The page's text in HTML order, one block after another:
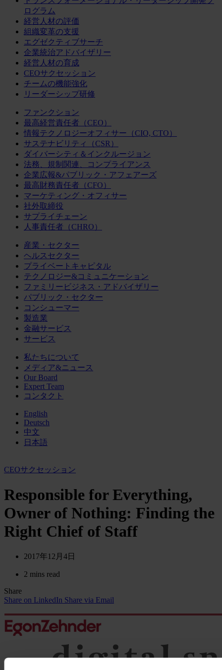
ログラム
経営人材の評価
組織変革の支援
エグゼクティブサーチ
企業統治アドバイザリー
経営人材の育成
CEOサクセッション
チームの機能強化
リーダーシップ研修
ファンクション
最高経営責任者（CEO）
情報テクノロジーオフィサー（CIO, CTO）
サステナビリティ（CSR）
ダイバーシティ＆インクルージョン
法務、規制関連、コンプライアンス
企業広報&パブリック・アフェアーズ
最高財務責任者（CFO）
マーケティング・オフィサー
社外取締役
サプライチェーン
人事責任者（CHRO）
産業・セクター
ヘルスセクター
プライベートキャピタル
テクノロジー&コミュニケーション
ファミリービジネス・アドバイザリー
パブリック・セクター
コンシューマー
製造業
金融サービス
サービス
私たちについて
メディア&ニュース
Our Board
Expert Team
コンタクト
English
Deutsch
中文
日本語
CEOサクセッション
Responsible for Everything,
Owner of Nothing: Finding the
Right Chief of Staff
2017年12月4日
2 mins read
Share
Share on LinkedIn Share via Email